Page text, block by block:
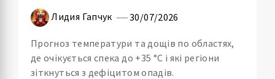
Лидия Гапчук 30/07/2026
Прогноз температури та дощів по областях,
де очікується спека до +35 °C і які регіони
зіткнуться з дефіцитом опадів.